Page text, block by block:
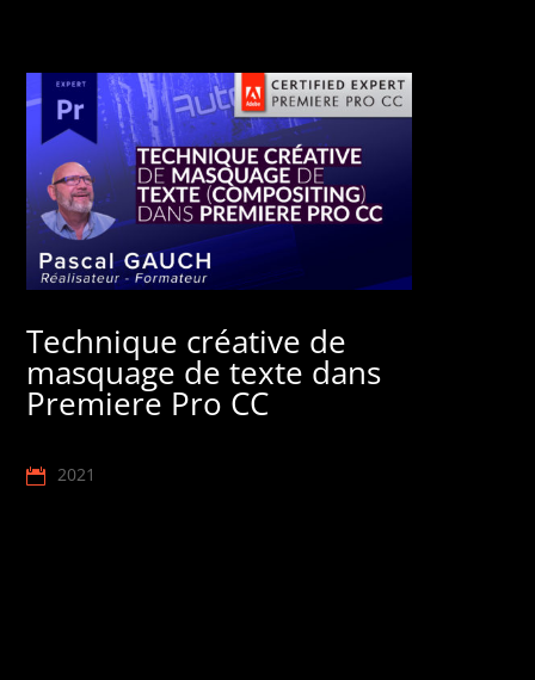
Technique créative de
masquage de texte dans
Premiere Pro CC
2021